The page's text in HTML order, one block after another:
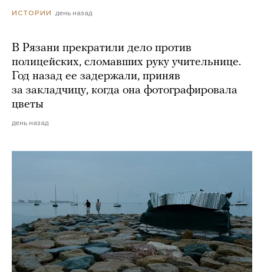
ИСТОРИИ день назад
В Рязани прекратили дело против
полицейских, сломавших руку учительнице.
Год назад ее задержали, приняв
за закладчицу, когда она фотографировала
цветы
день назад